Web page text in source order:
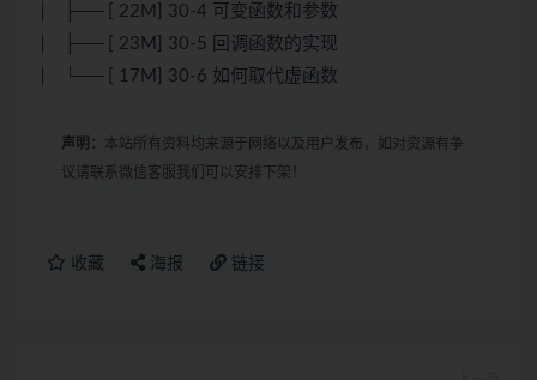
│ ├── [ 22M] 30-4 可变函数和参数
│ ├── [ 23M] 30-5 回调函数的实现
│ └── [ 17M] 30-6 如何取代虚函数
声明： 本站所有资料均来源于网络以及用户发布，如对资源有争
议请联系微信客服我们可以安排下架！
收藏 海报 链接